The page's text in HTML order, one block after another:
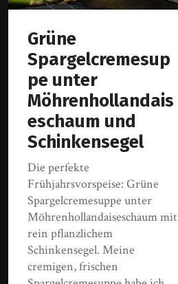
Grüne
Spargelcremesup
pe unter
Möhrenhollandais
eschaum und
Schinkensegel
Die perfekte
Frühjahrsvorspeise: Grüne
Spargelcremesuppe unter
Möhrenhollandaiseschaum mit
rein pflanzlichem
Schinkensegel. Meine
cremigen, frischen